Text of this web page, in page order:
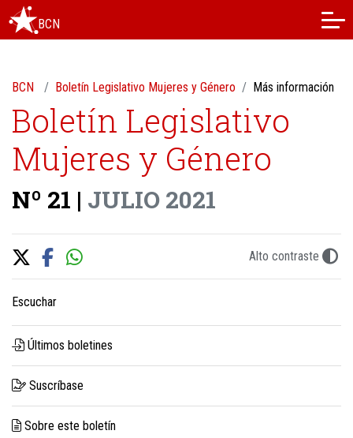
BCN
BCN Boletín Legislativo Mujeres y Género Más información
Boletín Legislativo
Mujeres y Género
Nº 21 | JULIO 2021
Alto contraste
Escuchar
Últimos boletines
Suscríbase
Sobre este boletín